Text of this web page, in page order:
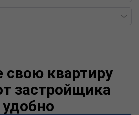
свою квартиру
застройщика